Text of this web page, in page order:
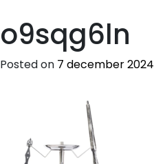
o9sqg6ln
Posted on 7 december 2024